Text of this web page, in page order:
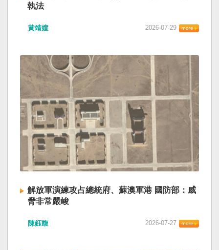
執法
黃靖媗 2026-07-29
解放軍演練攻占總統府、蘇澳軍港 國防部：威
脅非常嚴峻
陳鈺馥 2026-07-27